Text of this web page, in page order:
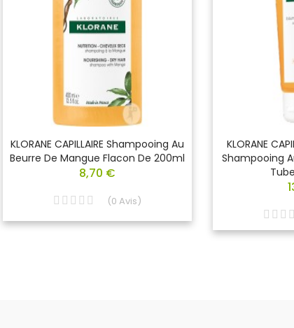
KLORANE CAPILLAIRE Shampooing Au
Beurre De Mangue Flacon De 200ml
8,70 €
(0 Avis)
KLORANE
Shampooing